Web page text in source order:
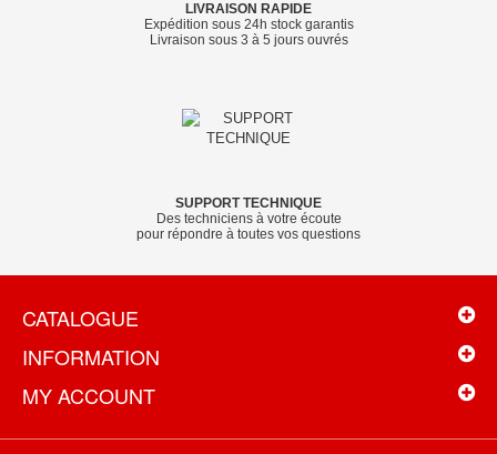
LIVRAISON RAPIDE
Expédition sous 24h stock garantis
Livraison sous 3 à 5 jours ouvrés
SUPPORT TECHNIQUE
Des techniciens à votre écoute
pour répondre à toutes vos questions
CATALOGUE
INFORMATION
MY ACCOUNT